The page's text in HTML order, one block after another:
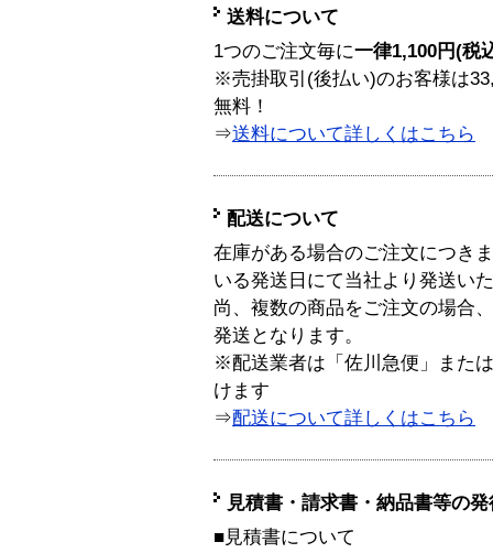
送料について
1つのご注文毎に一律1,100円(税
※売掛取引(後払い)のお客様は
無料！
⇒送料について詳しくはこちら
配送について
在庫がある場合のご注文につき
いる発送日にて当社より発送い
尚、複数の商品をご注文の場合
発送となります。
※配送業者は「佐川急便」また
けます
⇒配送について詳しくはこちら
見積書・請求書・納品書等の
■見積書について